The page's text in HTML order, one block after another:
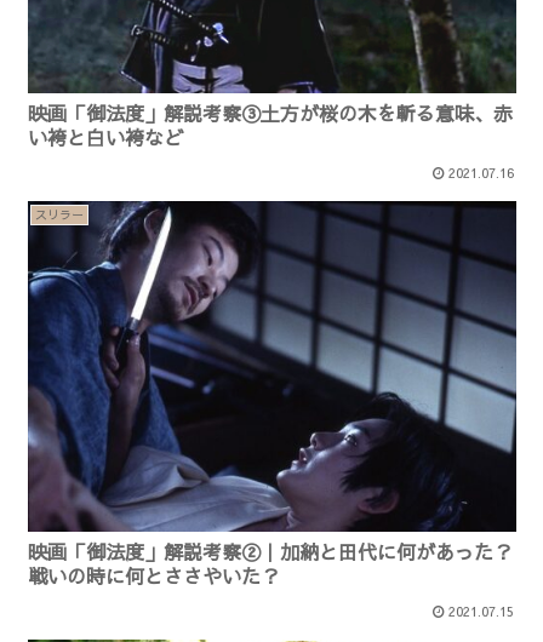
映画「御法度」解説考察③土方が桜の木を斬る意味、赤
い袴と白い袴など
2021.07.16
スリラー
映画「御法度」解説考察②｜加納と田代に何があった？
戦いの時に何とささやいた？
2021.07.15